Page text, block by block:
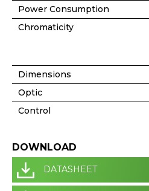
Power Consumption
Chromaticity
Dimensions
Optic
Control
DOWNLOAD
DATASHEET